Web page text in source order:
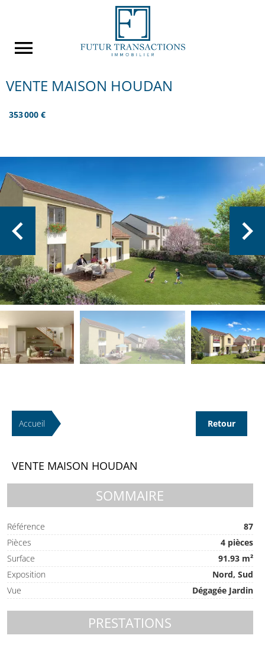
VENTE MAISON HOUDAN
353 000 €
Accueil Retour
VENTE MAISON HOUDAN
SOMMAIRE
Référence
87
Pièces
4 pièces
Surface
91.93 m²
Exposition
Nord, Sud
Vue
Dégagée Jardin
PRESTATIONS